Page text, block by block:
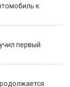
к
первый